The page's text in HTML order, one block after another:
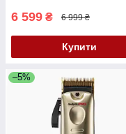
6 599 ₴ 6 999 ₴
Купити
–5%